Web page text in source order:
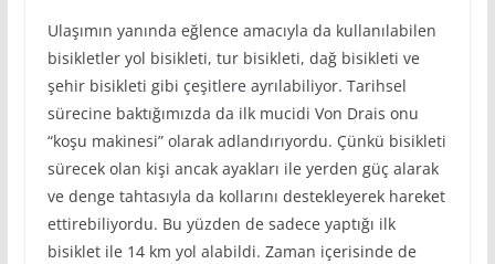
Ulaşımın yanında eğlence amacıyla da kullanılabilen
bisikletler yol bisikleti, tur bisikleti, dağ bisikleti ve
şehir bisikleti gibi çeşitlere ayrılabiliyor. Tarihsel
sürecine baktığımızda da ilk mucidi Von Drais onu
“koşu makinesi” olarak adlandırıyordu. Çünkü bisikleti
sürecek olan kişi ancak ayakları ile yerden güç alarak
ve denge tahtasıyla da kollarını destekleyerek hareket
ettirebiliyordu. Bu yüzden de sadece yaptığı ilk
bisiklet ile 14 km yol alabildi. Zaman içerisinde de